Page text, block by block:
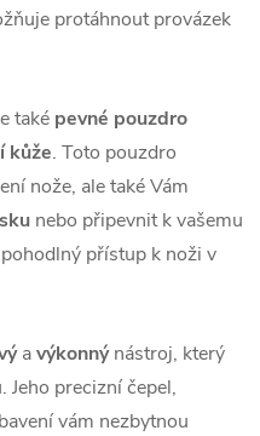
protáhnout provázek
také pevné pouzdro
kůže. Toto pouzdro
nože, ale také Vám
nebo připevnit k vašemu
přístup k noži v
avýkonnýnástroj, který
precizní čepel,
vám nezbytnou